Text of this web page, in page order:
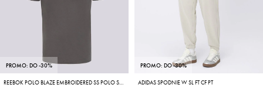
PROMO: DO -30%
REEBOK POLO BLAZE EMBROIDERED SS POLO SHIRT
PROMO: DO -30%
ADIDAS SPODNIE W SL FT CF PT